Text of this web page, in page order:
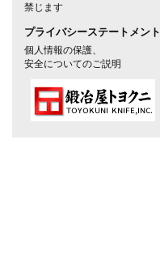
禁じます
プライバシーステートメント
個人情報の保護、
安全についてのご説明